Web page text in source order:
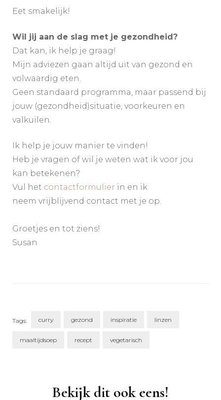
Eet smakelijk!
Wil jij aan de slag met je gezondheid?
Dat kan, ik help je graag!
Mijn adviezen gaan altijd uit van gezond en
volwaardig eten.
Geen standaard programma, maar passend bij
jouw (gezondheid)situatie, voorkeuren en
valkuilen.
Ik help je jouw manier te vinden!
Heb je vragen of wil je weten wat ik voor jou
kan betekenen?
Vul het contactformulier in en ik
neem vrijblijvend contact met je op.
Groetjes en tot ziens!
Susan
Tags: curry gezond inspiratie linzen
maaltijdsoep recept vegetarisch
NavigationBekijk dit ook eens!